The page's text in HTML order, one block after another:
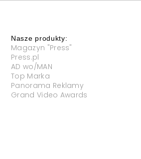
Nasze produkty:
Magazyn "Press"
Press.pl
AD wo/MAN
Top Marka
Panorama Reklamy
Grand Video Awards